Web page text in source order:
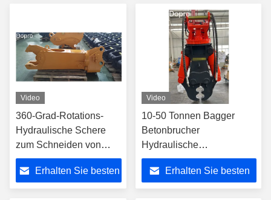
Video
360-Grad-Rotations-
Hydraulische Schere
zum Schneiden von
Metallschrott 6-50T
Baggerbefestigung
Erhalten Sie besten
Video
10-50 Tonnen Bagger
Betonbrucher
Hydraulische
Brechermaschine JCB
CAT 424Erhalten Sie besten